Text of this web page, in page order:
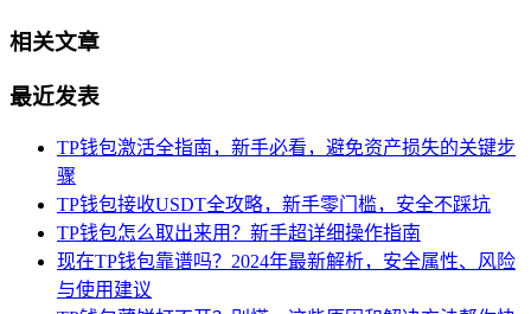
相关文章
最近发表
TP钱包激活全指南，新手必看，避免资产损失的关键步
骤
TP钱包接收USDT全攻略，新手零门槛，安全不踩坑
TP钱包怎么取出来用？新手超详细操作指南
现在TP钱包靠谱吗？2024年最新解析，安全属性、风险
与使用建议